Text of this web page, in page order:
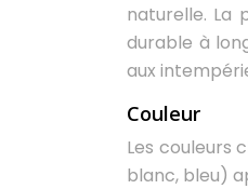
naturelle. La
durable à
aux
Couleur
Les couleurs
blanc, bleu)